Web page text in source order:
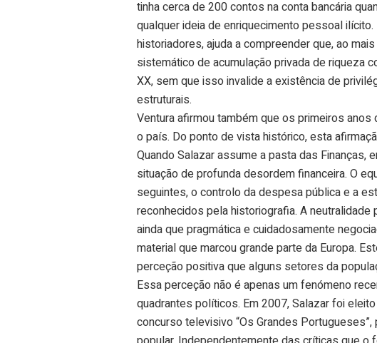
tinha cerca de 200 contos na conta bancária
qualquer ideia de enriquecimento pessoal
historiadores, ajuda a compreender que, ao
sistemático de acumulação privada de riqueza
XX, sem que isso invalide a existência de
estruturais.
Ventura afirmou também que os primeiros
o país. Do ponto de vista histórico, esta
Quando Salazar assume a pasta das Finanças,
situação de profunda desordem financeira. O
seguintes, o controlo da despesa pública e a
reconhecidos pela historiografia. A neutralidade
ainda que pragmática e cuidadosamente
material que marcou grande parte da Europa.
perceção positiva que alguns setores da
Essa perceção não é apenas um fenómeno
quadrantes políticos. Em 2007, Salazar foi
concurso televisivo “Os Grandes